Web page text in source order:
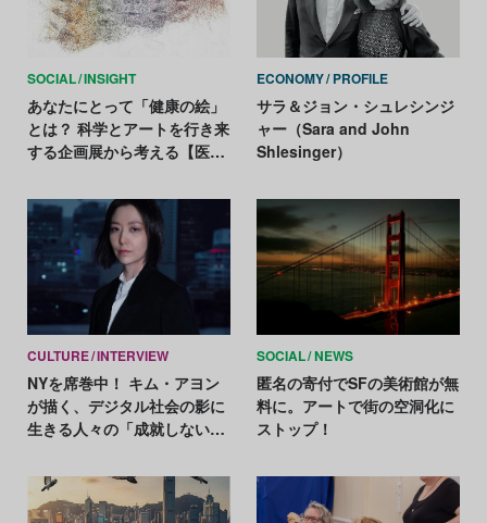
SOCIAL INSIGHT
あなたにとって「健康の絵」
とは？ 科学とアートを行き来
する企画展から考える【医療
ECONOMY PROFILE
サラ＆ジョン・シュレシンジ
ャー（Sara and John
Shlesinger）
CULTURE INTERVIEW
NYを席巻中！ キム・アヨン
が描く、デジタル社会の影に
生きる人々の「成就しない
SOCIAL NEWS
匿名の寄付でSFの美術館が無
料に。アートで街の空洞化に
ストップ！